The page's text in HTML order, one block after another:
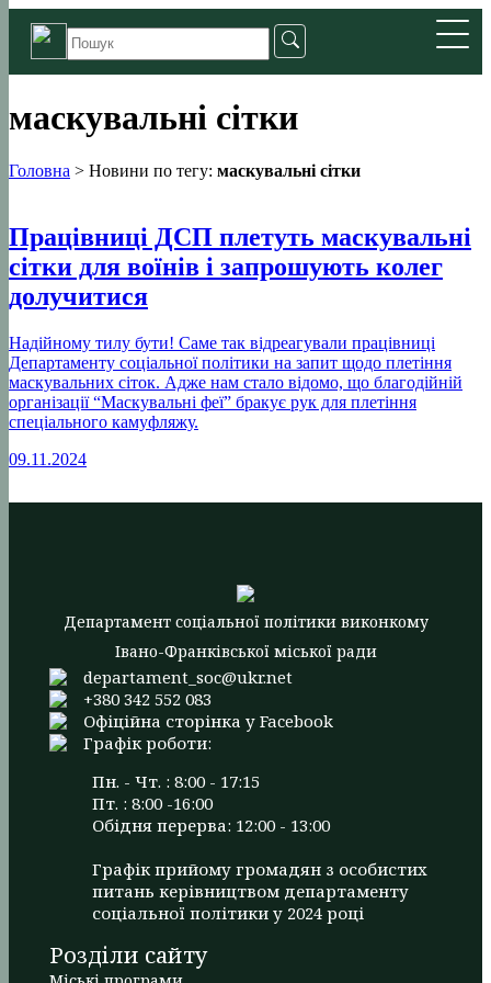
маскувальні сітки
Головна > Новини по тегу: маскувальні сітки
Працівниці ДСП плетуть маскувальні
сітки для воїнів і запрошують колег
долучитися
Надійному тилу бути! Саме так відреагували працівниці
Департаменту соціальної політики на запит щодо плетіння
маскувальних сіток. Адже нам стало відомо, що благодійній
організації “Маскувальні феї” бракує рук для плетіння
спеціального камуфляжу.
09.11.2024
Департамент соціальної політики виконкому
Івано-Франківської міської ради
departament_soc@ukr.net
+380 342 552 083
Офіційна сторінка у Facebook
Графік роботи:
Пн. - Чт. : 8:00 - 17:15
Пт. : 8:00 -16:00
Обідня перерва: 12:00 - 13:00
Графік прийому громадян з особистих
питань керівництвом департаменту
соціальної політики у 2024 році
Розділи сайту